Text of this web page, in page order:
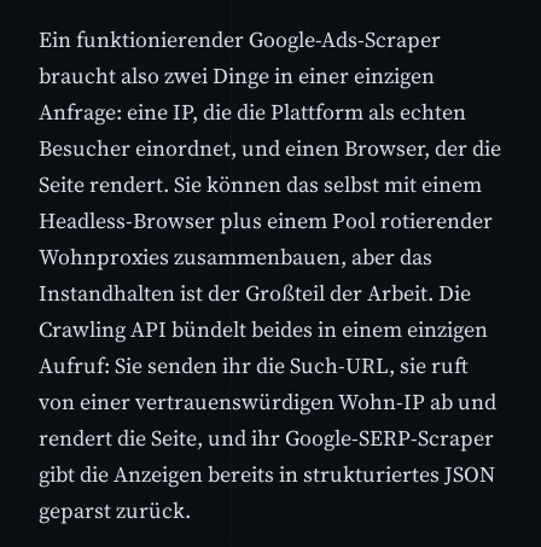
Ein funktionierender Google-Ads-Scraper
braucht also zwei Dinge in einer einzigen
Anfrage: eine IP, die die Plattform als echten
Besucher einordnet, und einen Browser, der die
Seite rendert. Sie können das selbst mit einem
Headless-Browser plus einem Pool rotierender
Wohnproxies zusammenbauen, aber das
Instandhalten ist der Großteil der Arbeit. Die
Crawling API bündelt beides in einem einzigen
Aufruf: Sie senden ihr die Such-URL, sie ruft
von einer vertrauenswürdigen Wohn-IP ab und
rendert die Seite, und ihr Google-SERP-Scraper
gibt die Anzeigen bereits in strukturiertes JSON
geparst zurück.